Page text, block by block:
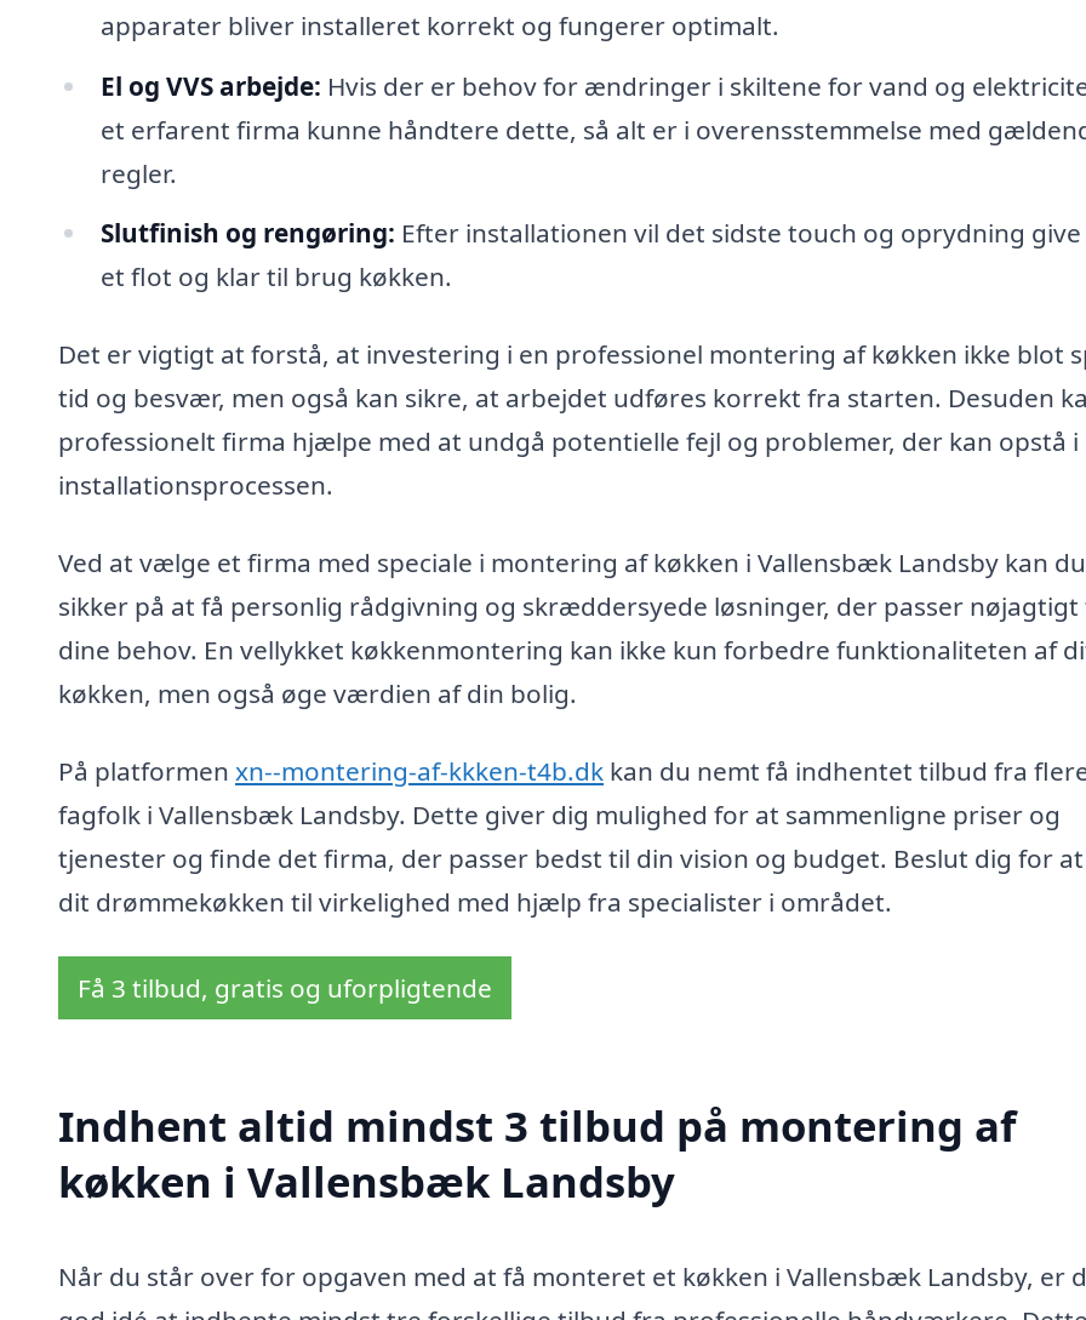
apparater bliver installeret korrekt og fungerer optimalt.
El og VVS arbejde: Hvis der er behov for ændringer i skiltene for vand og
et erfarent firma kunne håndtere dette, så alt er i overensstemmelse med
regler.
Slutfinish og rengøring: Efter installationen vil det sidste touch og oprydning give
et flot og klar til brug køkken.
Det er vigtigt at forstå, at investering i en professionel montering af køkken ikke blot
tid og besvær, men også kan sikre, at arbejdet udføres korrekt fra starten. Desuden
professionelt firma hjælpe med at undgå potentielle fejl og problemer, der kan opstå i
installationsprocessen.
Ved at vælge et firma med speciale i montering af køkken i Vallensbæk Landsby kan
sikker på at få personlig rådgivning og skræddersyede løsninger, der passer nøjagtigt
dine behov. En vellykket køkkenmontering kan ikke kun forbedre funktionaliteten af
køkken, men også øge værdien af din bolig.
På platformen xn--montering-af-kkken-t4b.dk kan du nemt få indhentet tilbud fra
fagfolk i Vallensbæk Landsby. Dette giver dig mulighed for at sammenligne priser og
tjenester og finde det firma, der passer bedst til din vision og budget. Beslut dig for
dit drømmekøkken til virkelighed med hjælp fra specialister i området.
Få 3 tilbud, gratis og uforpligtende
Indhent altid mindst 3 tilbud på montering af
køkken i Vallensbæk Landsby
Når du står over for opgaven med at få monteret et køkken i Vallensbæk Landsby, er